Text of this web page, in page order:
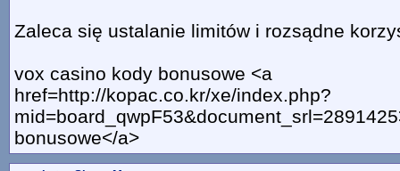
Zaleca się ustalanie limitów i rozsądne
vox casino kody bonusowe <a
href=http://kopac.co.kr/xe/index.php?
bonusowe</a>